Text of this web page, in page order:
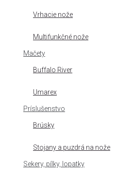
Vrhacie nože
Multifunkčné nože
Mačety
Buffalo River
Umarex
Príslušenstvo
Brúsky
Stojany a puzdrá na nože
Sekery, pílky, lopatky